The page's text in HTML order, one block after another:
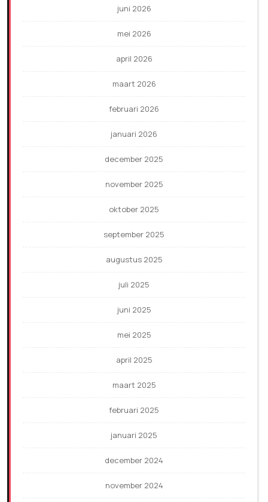
juni 2026
mei 2026
april 2026
maart 2026
februari 2026
januari 2026
december 2025
november 2025
oktober 2025
september 2025
augustus 2025
juli 2025
juni 2025
mei 2025
april 2025
maart 2025
februari 2025
januari 2025
december 2024
november 2024